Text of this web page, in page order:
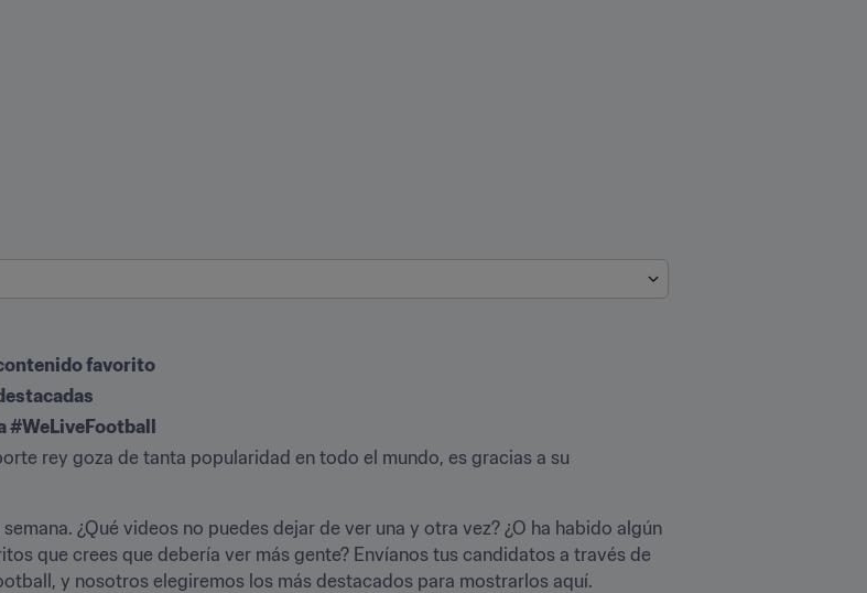
favorito
#WeLiveFootball
rey goza de tanta popularidad en todo el mundo, es gracias a su
¿Qué videos no puedes dejar de ver una y otra vez? ¿O ha habido algún
que crees que debería ver más gente? Envíanos tus candidatos a través de
y nosotros elegiremos los más destacados para mostrarlos aquí.